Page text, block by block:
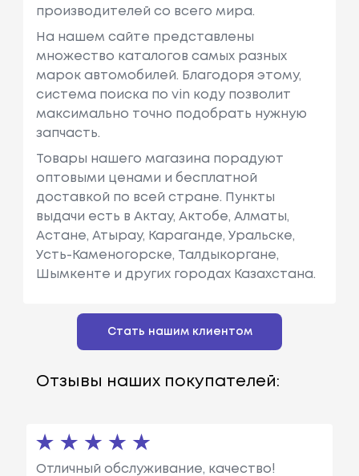
производителей со всего мира.
На нашем сайте представлены
множество каталогов самых разных
марок автомобилей. Благодоря этому,
система поиска по vin коду позволит
максимально точно подобрать нужную
запчасть.
Товары нашего магазина порадуют
оптовыми ценами и бесплатной
доставкой по всей стране. Пункты
выдачи есть в Актау, Актобе, Алматы,
Астане, Атырау, Караганде, Уральске,
Усть-Каменогорске, Талдыкоргане,
Шымкенте и других городах Казахстана.
Стать нашим клиентом
Отзывы наших покупателей:
Отличный обслуживание, качество!